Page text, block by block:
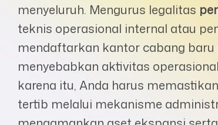
menyeluruh. Mengurus legalitas
teknis operasional internal atau
mendaftarkan kantor cabang
menyebabkan aktivitas
karena itu, Anda harus
tertib melalui mekanisme